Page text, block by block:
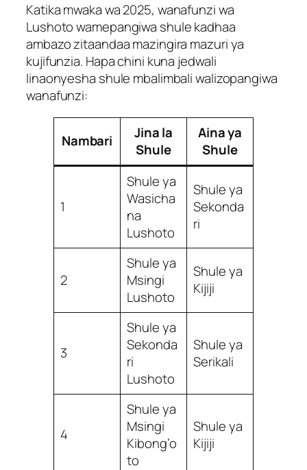
Katika mwaka wa 2025, wanafunzi wa
Lushoto wamepangiwa shule kadhaa
ambazo zitaandaa mazingira mazuri ya
kujifunzia. Hapa chini kuna jedwali
linaonyesha shule mbalimbali walizopangiwa
wanafunzi:
Nambari
Jina la
Shule
Aina ya
Shule
1
Shule ya
Wasicha
na
Lushoto
Shule ya
Sekonda
ri
2
Shule ya
Msingi
Lushoto
Shule ya
Kijiji
3
Shule ya
Sekonda
ri
Lushoto
Shule ya
Serikali
4
Shule ya
Msingi
Kibong’o
to
Shule ya
Kijiji